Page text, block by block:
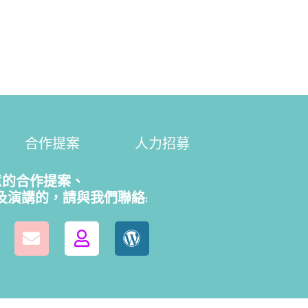
合作提案 人力招募
合作提案、
演講的，請與我們聯絡: